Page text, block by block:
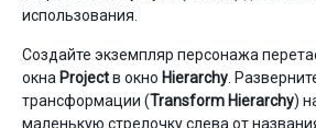
использования.
Создайте экземпляр персонажа
окна Projectв окно Hierarchy .
трансформации (Transform Hierarchy)
маленькую стрелочку слева от